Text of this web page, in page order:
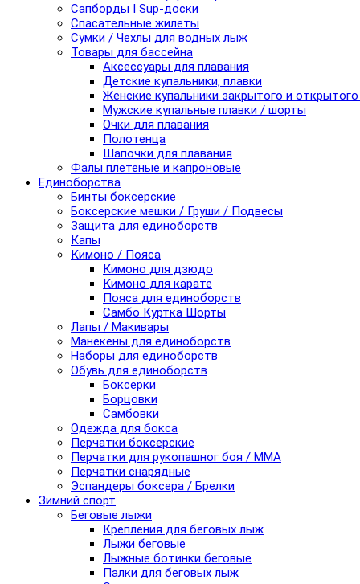
Сапборды I Sup-доски
Спасательные жилеты
Сумки / Чехлы для водных лыж
Товары для бассейна
Аксессуары для плавания
Детские купальники, плавки
Женские купальники закрытого и
Мужские купальные плавки / шорты
Очки для плавания
Полотенца
Шапочки для плавания
Фалы плетеные и капроновые
Единоборства
Бинты боксерские
Боксерские мешки / Груши / Подвесы
Защита для единоборств
Капы
Кимоно / Пояса
Кимоно для дзюдо
Кимоно для карате
Пояса для единоборств
Самбо Куртка Шорты
Лапы / Макивары
Манекены для единоборств
Наборы для единоборств
Обувь для единоборств
Боксерки
Борцовки
Самбовки
Одежда для бокса
Перчатки боксерские
Перчатки для рукопашног боя / ММА
Перчатки снарядные
Эспандеры боксера / Брелки
Зимний спорт
Беговые лыжи
Крепления для беговых лыж
Лыжи беговые
Лыжные ботинки беговые
Палки для беговых лыж